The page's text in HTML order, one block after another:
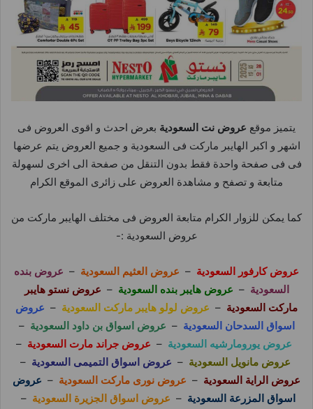
يتميز موقع عروض نت السعودية بعرض احدث و اقوى العروض فى
اشهر و اكبر الهايبر ماركت فى السعودية و جميع العروض يتم عرضها
فى فى صفحة واحدة فقط بدون التنقل من صفحة الى اخرى لسهولة
متابعة و تصفح و مشاهدة العروض على زائرى الموقع الكرام
كما يمكن للزوار الكرام متابعة العروض فى مختلف الهايبر ماركت من
عروض السعودية :-
عروض كارفور السعودية – عروض العثيم السعودية – عروض بنده
السعودية – عروض هايبر بنده السعودية – عروض نستو هايبر
ماركت السعودية – عروض لولو هايبر ماركت السعودية – عروض
اسواق السدحان السعودية – عروض اسواق بن داود السعودية –
عروض يورومارشيه السعودية – عروض جراند مارت السعودية –
عروض مانويل السعودية – عروض اسواق التميمى السعودية –
عروض الراية السعودية – عروض نورى ماركت السعودية – عروض
اسواق المزرعة السعودية – عروض اسواق الجزيرة السعودية –